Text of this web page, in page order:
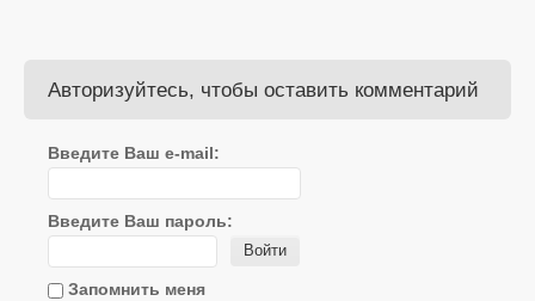
Авторизуйтесь, чтобы оставить комментарий
Введите Ваш e-mail:
Введите Ваш пароль:
Войти
Запомнить меня